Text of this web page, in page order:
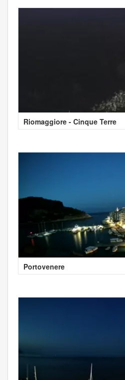
Riomaggiore - Cinque Terre
Portovenere